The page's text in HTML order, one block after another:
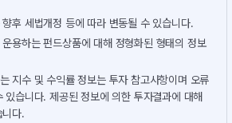
후 세법개정 등에 따라 변동될 수 있습니다.
용하는 펀드상품에 대해 정형화된 형태의 정보
지수 및 수익률 정보는 투자 참고사항이며 오류
있습니다. 제공된 정보에 의한 투자결과에 대해
니다.